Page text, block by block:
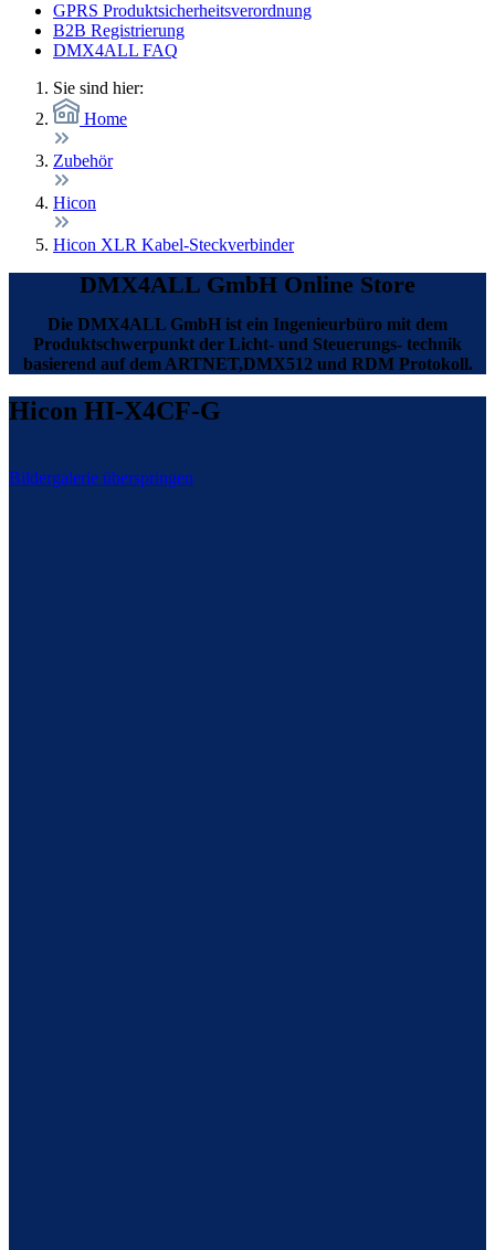
GPRS Produktsicherheitsverordnung
B2B Registrierung
DMX4ALL FAQ
Sie sind hier:
Home
Zubehör
Hicon
Hicon XLR Kabel-Steckverbinder
DMX4ALL GmbH Online Store
Die DMX4ALL GmbH ist ein Ingenieurbüro mit dem
Produktschwerpunkt der Licht- und Steuerungs- technik
basierend auf dem ARTNET,DMX512 und RDM Protokoll.
Hicon HI-X4CF-G
Bildergalerie überspringen